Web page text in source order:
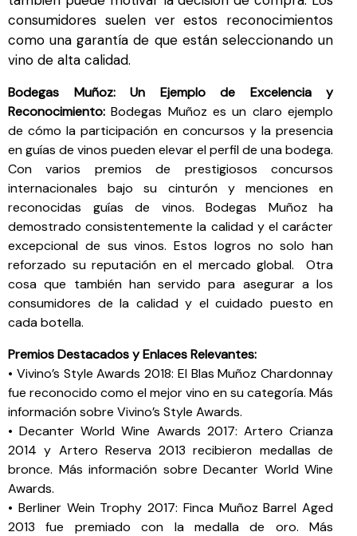
consumidores suelen ver estos reconocimientos
como una garantía de que están seleccionando un
vino de alta calidad.
Bodegas Muñoz: Un Ejemplo de Excelencia y
Reconocimiento: Bodegas Muñoz es un claro ejemplo
de cómo la participación en concursos y la presencia
en guías de vinos pueden elevar el perfil de una bodega.
Con varios premios de prestigiosos concursos
internacionales bajo su cinturón y menciones en
reconocidas guías de vinos. Bodegas Muñoz ha
demostrado consistentemente la calidad y el carácter
excepcional de sus vinos. Estos logros no solo han
reforzado su reputación en el mercado global. Otra
cosa que también han servido para asegurar a los
consumidores de la calidad y el cuidado puesto en
cada botella.
Premios Destacados y Enlaces Relevantes:
• Vivino’s Style Awards 2018: El Blas Muñoz Chardonnay
fue reconocido como el mejor vino en su categoría. Más
información sobre Vivino’s Style Awards.
• Decanter World Wine Awards 2017: Artero Crianza
2014 y Artero Reserva 2013 recibieron medallas de
bronce. Más información sobre Decanter World Wine
Awards.
• Berliner Wein Trophy 2017: Finca Muñoz Barrel Aged
2013 fue premiado con la medalla de oro. Más